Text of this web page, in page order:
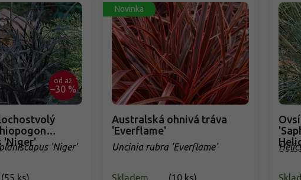
od až
–30 %
'Niger'
'Niger'
(55 ks)
Novinka
Australská ohnivá tráva
'Everflame'
Uncinia rubra 'Everflame'
Skladem (10 ks)